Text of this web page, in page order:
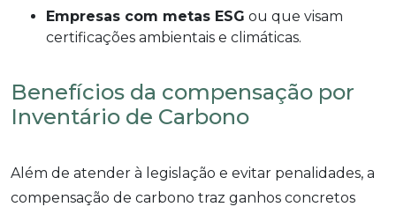
Empresas com metas ESG ou que visam
certificações ambientais e climáticas.
Benefícios da compensação por
Inventário de Carbono
Além de atender à legislação e evitar penalidades, a
compensação de carbono traz ganhos concretos